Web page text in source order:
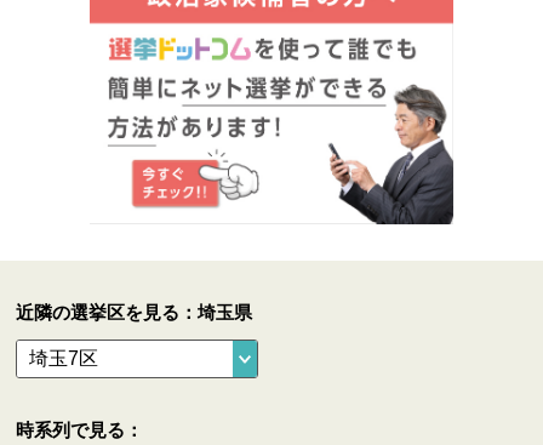
近隣の選挙区を見る：埼玉県
時系列で見る：